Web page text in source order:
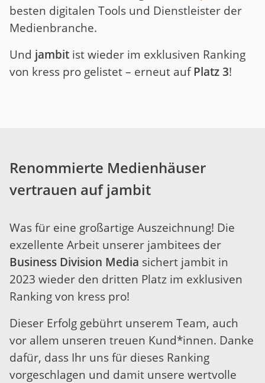
besten digitalen Tools und Dienstleister der
Medienbranche.
Und jambit ist wieder im exklusiven Ranking
von kress pro gelistet – erneut aufPlatz 3!
Renommierte Medienhäuser
vertrauen auf jambit
Was für eine großartige Auszeichnung! Die
exzellente Arbeit unserer jambitees der
Business Division Media sichert jambit in
2023 wieder den dritten Platz im exklusiven
Ranking von kress pro!
Dieser Erfolg gebührt unserem Team, auch
vor allem unseren treuen Kund*innen. Danke
dafür, dass Ihr uns für dieses Ranking
vorgeschlagen und damit unsere wertvolle